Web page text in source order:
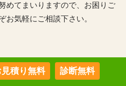
めてまいりますので、お困りご
お気軽にご相談下さい。
見積り無料 診断無料